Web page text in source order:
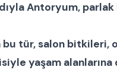
Antoryum,
bu tür,salon bitkileri,
yaşam alanlarına